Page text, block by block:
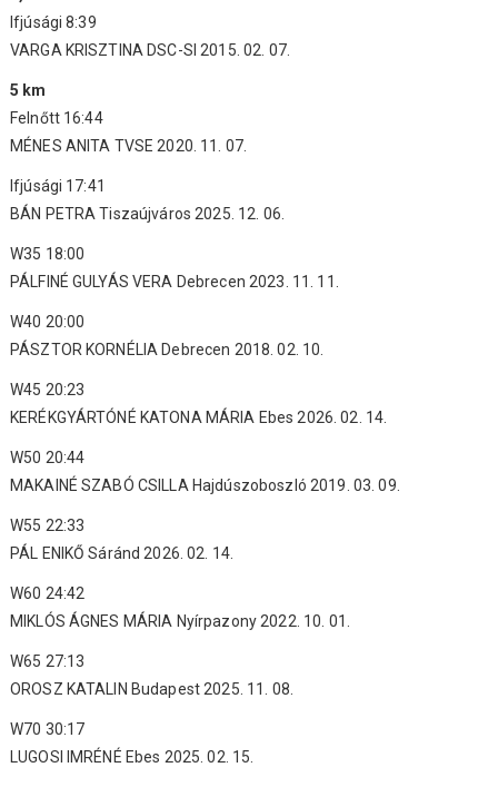
Ifjúsági 8:39
VARGA KRISZTINA DSC-SI 2015. 02. 07.
5 km
Felnőtt 16:44
MÉNES ANITA TVSE 2020. 11. 07.
Ifjúsági 17:41
BÁN PETRA Tiszaújváros 2025. 12. 06.
W35 18:00
PÁLFINÉ GULYÁS VERA Debrecen 2023. 11. 11.
W40 20:00
PÁSZTOR KORNÉLIA Debrecen 2018. 02. 10.
W45 20:23
KERÉKGYÁRTÓNÉ KATONA MÁRIA Ebes 2026. 02. 14.
W50 20:44
MAKAINÉ SZABÓ CSILLA Hajdúszoboszló 2019. 03. 09.
W55 22:33
PÁL ENIKŐ Sáránd 2026. 02. 14.
W60 24:42
MIKLÓS ÁGNES MÁRIA Nyírpazony 2022. 10. 01.
W65 27:13
OROSZ KATALIN Budapest 2025. 11. 08.
W70 30:17
LUGOSI IMRÉNÉ Ebes 2025. 02. 15.